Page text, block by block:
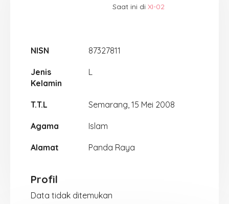
Saat ini di XI-02
NISN 87327811
Jenis
Kelamin
L
T.T.L Semarang, 15 Mei 2008
Agama Islam
Alamat Panda Raya
Profil
Data tidak ditemukan